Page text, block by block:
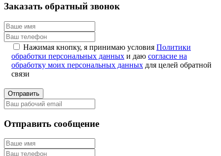
Заказать обратный звонок
Нажимая кнопку, я принимаю условия Политики
обработки персональных данных и даю согласие на
обработку моих персональных данных для целей обратной
связи
Отправить
Отправить сообщение